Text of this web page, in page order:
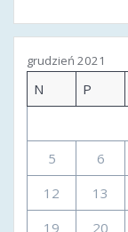
grudzień 2021
N P
5
6
12
13
19
20